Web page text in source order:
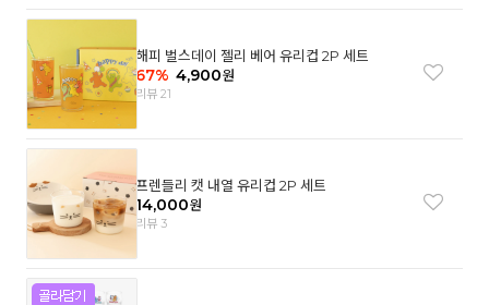
해피 벌스데이 젤리 베어 유리컵 2P 세트
67% 4,900원
리뷰 21
프렌들리 캣 내열 유리컵 2P 세트
14,000원
리뷰 3